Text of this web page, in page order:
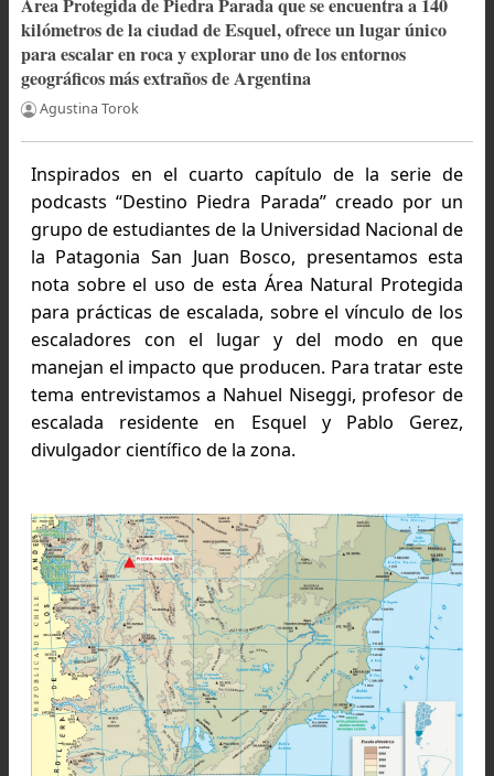
Con más de 300 vías de distintos grados de dificultad, el
Área Protegida de Piedra Parada que se encuentra a
kilómetros de la ciudad de Esquel, ofrece un lugar
para escalar en roca y explorar uno de los entornos
geográficos más extraños de Argentina
Inspirados en el cuarto capítulo de la serie
podcasts “Destino Piedra Parada” creado por
grupo de estudiantes de la Universidad Nacional
la Patagonia San Juan Bosco, presentamos
nota sobre el uso de esta Área Natural
para prácticas de escalada, sobre el vínculo de
escaladores con el lugar y del modo en
manejan el impacto que producen. Para tratar
escalada residente en Esquel y Pablo
divulgador científico de la zona.